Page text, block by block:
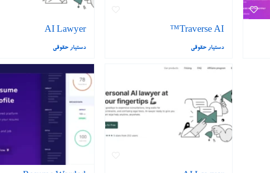
AI Lawyer
دستیار حقوقی
Traverse AI™
دستیار حقوقی